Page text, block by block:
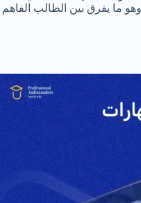
ما يفرق بين الطالب الفاهم